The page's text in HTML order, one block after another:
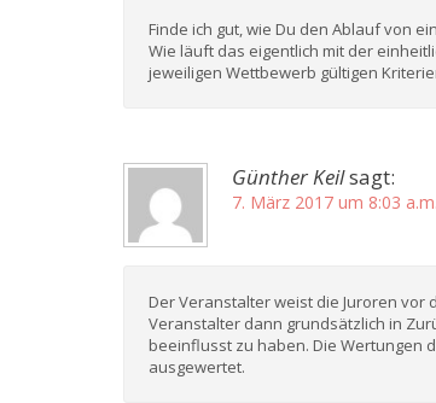
Finde ich gut, wie Du den Ablauf von
Wie läuft das eigentlich mit der
jeweiligen Wettbewerb gültigen
Günther Keilsagt:
7. März 2017 um 8:03
Der Veranstalter weist die Juroren
Veranstalter dann grundsätzlich in
beeinflusst zu haben. Die Wertungen
ausgewertet.